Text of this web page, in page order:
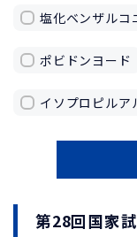
塩化ベンザルコ
ポビドンヨード
イソプロピルア
第28回国家